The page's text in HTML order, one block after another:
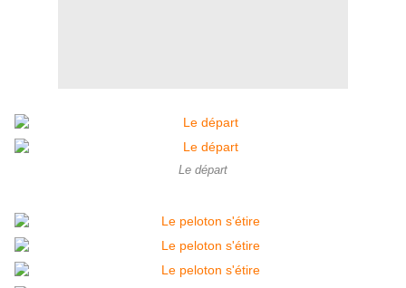
Le départ